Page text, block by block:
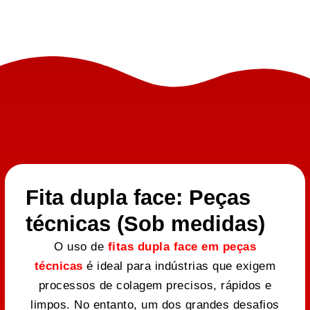
Fita dupla face: Peças
técnicas (Sob medidas)
O uso de fitas dupla face em peças
técnicas é ideal para indústrias que exigem
processos de colagem precisos, rápidos e
limpos. No entanto, um dos grandes desafios